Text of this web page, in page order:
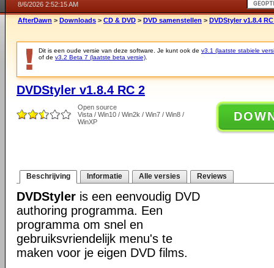
8/6/2026 2:52:15 AM
AfterDawn > Downloads > CD & DVD > DVD samenstellen > DVDStyler v1.8.4
Dit is een oude versie van deze software. Je kunt ook de v3.1 (laatste stabiele
of de v3.2 Beta 7 (laatste beta versie)
DVDStyler v1.8.4 RC 2
Open source
Vista / Win10 / Win2k / Win7 / Win8 /
WinXP
Beschrijving Informatie Alle versies Reviews
DVDStyler is een eenvoudig DVD
authoring programma. Een
programma om snel en
gebruiksvriendelijk menu's te
maken voor je eigen DVD films.